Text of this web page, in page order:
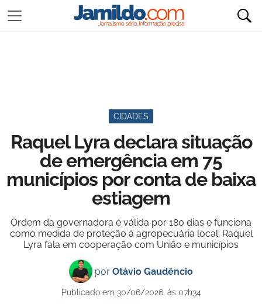
CIDADES
Raquel Lyra declara situação
de emergência em 75
municípios por conta de baixa
estiagem
Ordem da governadora é válida por 180 dias e funciona
como medida de proteção à agropecuária local; Raquel
Lyra fala em cooperação com União e municípios
por Otávio Gaudêncio
Publicado em 30/06/2026, às 07h34